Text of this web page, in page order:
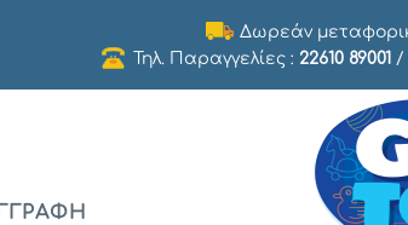
Δωρεάν
Τηλ. Παραγγελίες : 22610 89001 /